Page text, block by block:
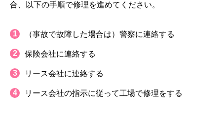
合、以下の手順で修理を進めてください。
（事故で故障した場合は）警察に連絡する
保険会社に連絡する
リース会社に連絡する
リース会社の指示に従って工場で修理をする